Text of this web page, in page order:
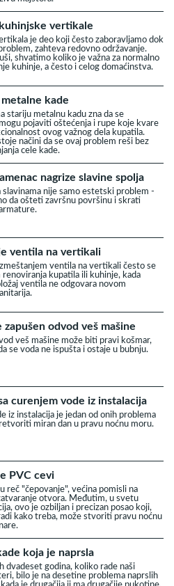
vertikale
je deo koji često zaboravljamo dok
zahteva redovno održavanje.
shvatimo koliko je važna za normalno
kuhinje, a često i celog domaćinstva.
kade
stariju metalnu kadu zna da se
pojaviti oštećenja i rupe koje kvare
ovog važnog dela kupatila.
načini da se ovaj problem reši bez
cele kade.
nagrize slavine spolja
slavinama nije samo estetski problem -
da ošteti završnu površinu i skrati
ventila na vertikali
ventila na vertikali često se
renoviranja kupatila ili kuhinje, kada
ventila ne odgovara novom
zapušen odvod veš mašine
veš mašine može biti pravi košmar,
se voda ne ispušta i ostaje u bubnju.
curenjem vode iz instalacija
iz instalacija je jedan od onih problema
miran dan u pravu noćnu moru.
PVC cevi
reč "čepovanje", većina pomisli na
otvora. Međutim, u svetu
ovo je ozbiljan i precizan posao koji,
kako treba, može stvoriti pravu noćnu
koja je naprsla
dvadeset godina, koliko rade naši
bilo je na desetine problema naprslih
kada je drugačija ii ma drugačije pukotine,